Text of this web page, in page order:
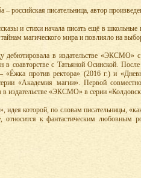
– российская писательница, автор
и стихи начала писать ещё в школьные
магического мира и повлияло на
дебютировала в издательстве «ЭКСМО»
в соавторстве с Татьяной Осинской.
«Ёжка против ректора» (2016 г.) и
«Академия магии». Первой
«ЭКСМО» в серии
которой, по словам писательницы,
к фантастическим любовным